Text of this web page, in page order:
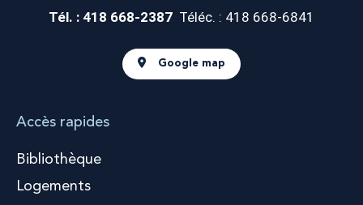
Tél. : 418 668-2387 Téléc. : 418 668-6841
Google map
Accès rapides
Bibliothèque
Logements